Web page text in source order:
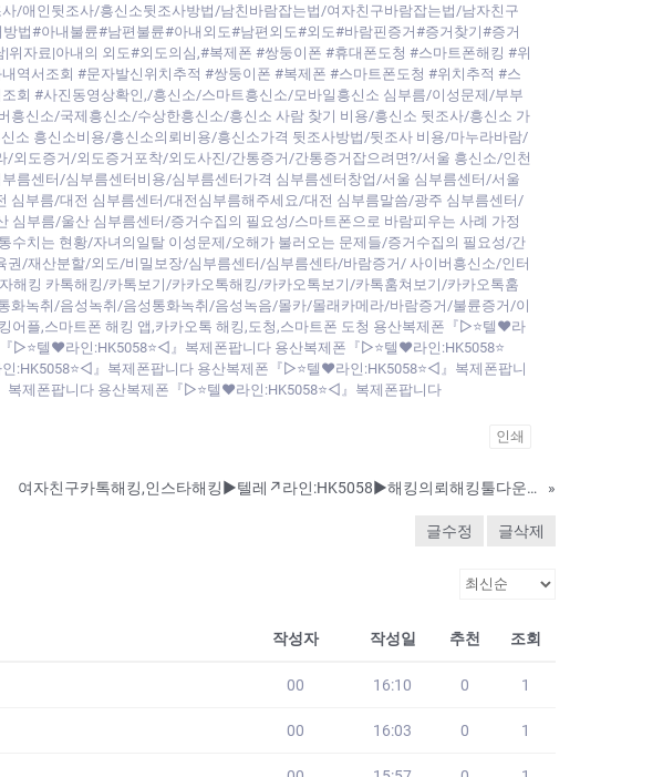
/애인뒷조사/흥신소뒷조사방법/남친바람잡는법/여자친구바람잡는법/남자친구
법#아내불륜#남편불륜#아내외도#남편외도#외도#바람핀증거#증거찾기#증거
자료|아내의 외도#외도의심,#복제폰 #쌍둥이폰 #휴대폰도청 #스마트폰해킹 #위
역서조회 #문자발신위치추적 #쌍둥이폰 #복제폰 #스마트폰도청 #위치추적 #스
회 #사진동영상확인,/흥신소/스마트흥신소/모바일흥신소 심부름/이성문제/부부
신소/국제흥신소/수상한흥신소/흥신소 사람 찾기 비용/흥신소 뒷조사/흥신소 가
소 흥신소비용/흥신소의뢰비용/흥신소가격 뒷조사방법/뒷조사 비용/마누라바람/
도증거/외도증거포착/외도사진/간통증거/간통증거잡으려면?/서울 흥신소/인천
센터/심부름센터비용/심부름센터가격 심부름센터창업/서울 심부름센터/서울
부름/대전 심부름센터/대전심부름해주세요/대전 심부름말씀/광주 심부름센터/
부름/울산 심부름센터/증거수집의 필요성/스마트폰으로 바람피우는 사례 가정
치는 현황/자녀의일탈 이성문제/오해가 불러오는 문제들/증거수집의 필요성/간
/재산분할/외도/비밀보장/심부름센터/심부름센타/바람증거/ 사이버흥신소/인터
킹 카톡해킹/카톡보기/카카오톡해킹/카카오톡보기/카톡훔쳐보기/카카오톡훔
녹취/음성녹취/음성통화녹취/음성녹음/몰카/몰래카메라/바람증거/불륜증거/이
플,스마트폰 해킹 앱,카카오톡 해킹,도청,스마트폰 도청 용산복제폰『▷⭐텔♥라
▷⭐텔♥라인:HK5058⭐◁』복제폰팝니다 용산복제폰『▷⭐텔♥라인:HK5058⭐
』복제폰팝니다 용산복제폰『▷⭐텔♥라인:HK5058⭐◁』복제폰팝니
제폰팝니다 용산복제폰『▷⭐텔♥라인:HK5058⭐◁』복제폰팝니다
인쇄
여자친구카톡해킹,인스타해킹▶️텔레↗라인:HK5058▶️해킹의뢰해킹툴다운로드/해킹의뢰비용 »
글수정 글삭제
작성자 작성일 추천 조회
00 16:10 0 1
00 16:03 0 1